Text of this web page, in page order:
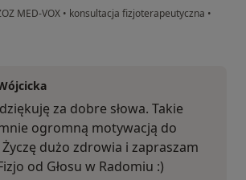
MED-VOX • konsultacja fizjoterapeutyczna •
za dobre słowa. Takie
ogromną motywacją do
dużo zdrowia i zapraszam
od Głosu w Radomiu :)